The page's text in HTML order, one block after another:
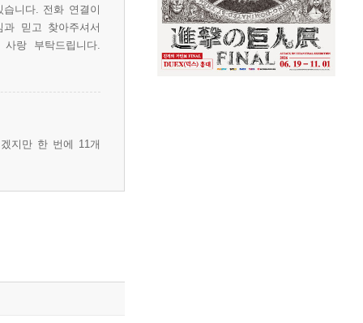
니다. 전화 연결이
믿고 찾아주셔서
랑 부탁드립니다.
지만 한 번에 11개